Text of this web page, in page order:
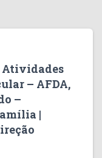
Atividades
– AFDA,
–
|